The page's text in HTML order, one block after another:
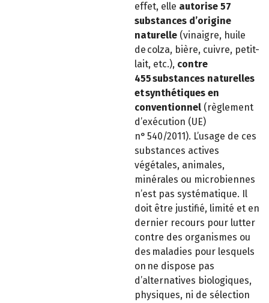
effet, elle autorise 57
substances d’origine
naturelle (vinaigre, huile
de colza, bière, cuivre, petit-
lait, etc.), contre
455 substances naturelles
et synthétiques en
conventionnel (règlement
d’exécution (UE)
n° 540/2011). L’usage de ces
substances actives
végétales, animales,
minérales ou microbiennes
n’est pas systématique. Il
doit être justifié, limité et en
dernier recours pour lutter
contre des organismes ou
des maladies pour lesquels
on ne dispose pas
d’alternatives biologiques,
physiques, ni de sélection